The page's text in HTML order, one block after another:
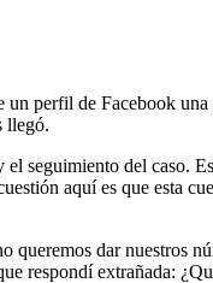
perfil de Facebook una
llegó.
seguimiento del caso.
aquí es que esta
queremos dar nuestros
respondí extrañada: